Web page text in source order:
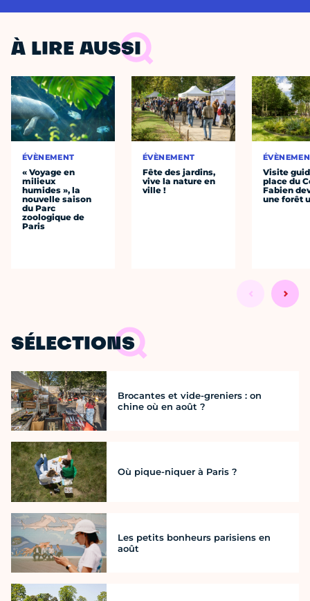
À LIRE AUSSI
ÉVÈNEMENT
« Voyage en
milieux
humides », la
nouvelle saison
du Parc
zoologique de
Paris
ÉVÈNEMENT
Fête des jardins,
vive la nature en
ville !
Visite
place du
Fabien
une forêt
SÉLECTIONS
Brocantes et vide-greniers : on
chine où en août ?
Où pique-niquer à Paris ?
Les petits bonheurs parisiens en
août